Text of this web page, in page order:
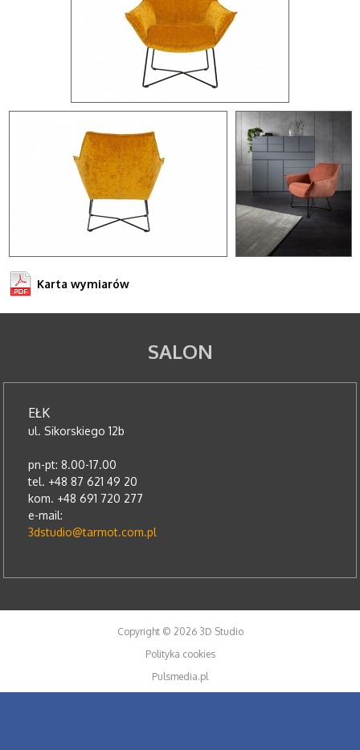
Karta wymiarów
SALON
EŁK
ul. Sikorskiego 12b
pn-pt: 8.00-17.00
tel. +48 87 621 49 20
kom. +48 691 720 277
e-mail:
3dstudio@tarmot.com.pl
Copyright © 2026 3D Studio
Polityka cookies
Pulsmedia.pl